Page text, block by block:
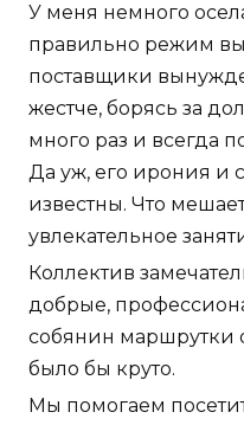
У меня немного
правильно режим
поставщики
жестче, борясь за
много раз и всегда
Да уж, его ирония и
известны. Что
увлекательное
Коллектив
добрые,
собянин маршрутки
было бы круто.
Мы помогаем